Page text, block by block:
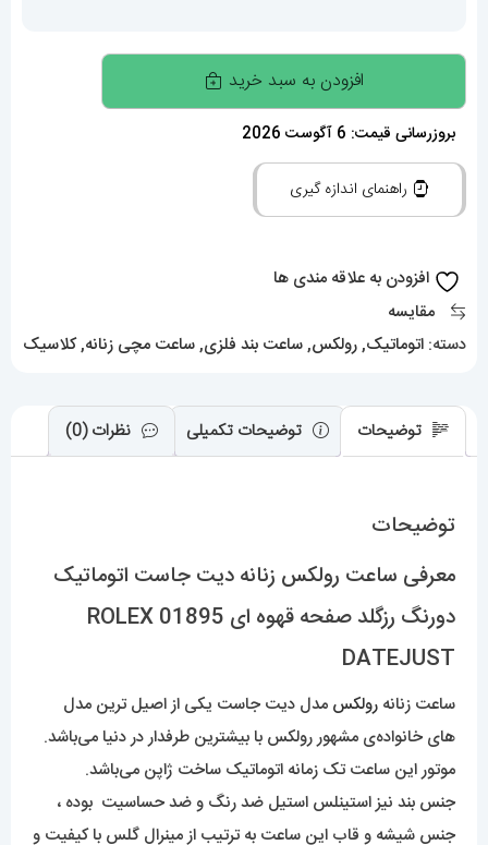
ساعت
رولکس
زنانه
دیت
جاست
رزگلد
01895
ROLEX
عدد
افزودن به سبد خرید
بروزرسانی قیمت: 6 آگوست 2026
راهنمای اندازه گیری
افزودن به علاقه مندی ها
مقایسه
دسته: اتوماتیک,رولکس,ساعت بند فلزی,ساعت مچی زنانه,کلاسیک
توضیحات توضیحات تکمیلی نظرات (0)
توضیحات
معرفی ساعت رولکس زنانه دیت جاست اتوماتیک
دورنگ رزگلد صفحه قهوه ای 01895 ROLEX
DATEJUST
ساعت زنانه رولکس مدل دیت جاست یکی از اصیل ترین مدل
های خانواده‌ی مشهور رولکس با بیشترین طرفدار در دنیا می‌باشد.
موتور این ساعت تک زمانه اتوماتیک ساخت ژاپن می‌باشد.
جنس بند نیز استینلس استیل ضد رنگ و ضد حساسیت بوده ،
جنس شیشه و قاب این ساعت به ترتیب از مینرال گلس با کیفیت و